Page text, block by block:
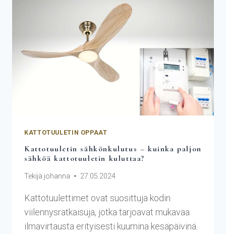
KATTOTUULETIN OPPAAT
Kattotuuletin sähkönkulutus – kuinka paljon
sähköä kattotuuletin kuluttaa?
Tekijä johanna 27.05.2024
Kattotuulettimet ovat suosittuja kodin
viilennysratkaisuja, jotka tarjoavat mukavaa
ilmavirtausta erityisesti kuumina kesäpäivinä.